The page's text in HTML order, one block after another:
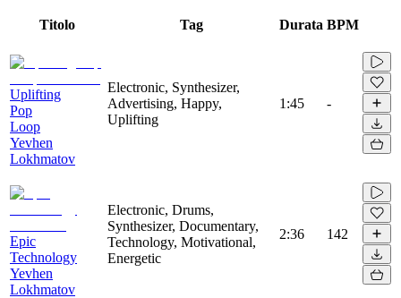
Titolo Tag Durata BPM
Uplifting
Pop
Loop
Yevhen
Lokhmatov
Electronic, Synthesizer,
Advertising, Happy,
Uplifting
1:45 -
Epic
Technology
Yevhen
Lokhmatov
Electronic, Drums,
Synthesizer, Documentary,
Technology, Motivational,
Energetic
2:36 142